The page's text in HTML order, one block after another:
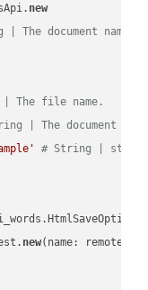
new
The document name.
The file name.
| The document
# String |
new(name: